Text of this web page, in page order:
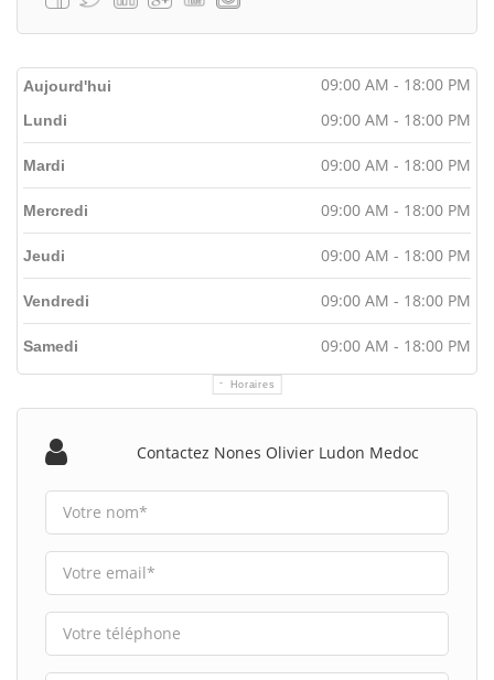
Aujourd'hui 09:00 AM - 18:00 PM
Horaires
Lundi 09:00 AM - 18:00 PM
Mardi 09:00 AM - 18:00 PM
Mercredi 09:00 AM - 18:00 PM
Jeudi 09:00 AM - 18:00 PM
Vendredi 09:00 AM - 18:00 PM
Samedi 09:00 AM - 18:00 PM
Contactez Nones Olivier Ludon Medoc